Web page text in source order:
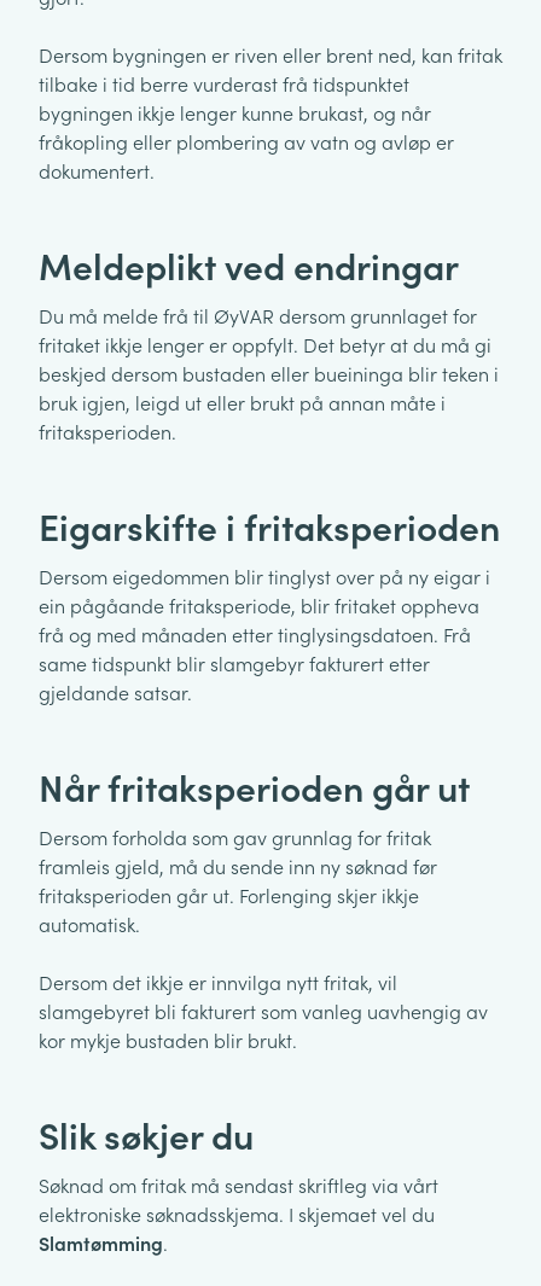
Dersom bygningen er riven eller brent ned, kan fritak
tilbake i tid berre vurderast frå tidspunktet
bygningen ikkje lenger kunne brukast, og når
fråkopling eller plombering av vatn og avløp er
dokumentert.
Meldeplikt ved endringar
Du må melde frå til ØyVAR dersom grunnlaget for
fritaket ikkje lenger er oppfylt. Det betyr at du må gi
beskjed dersom bustaden eller bueininga blir teken i
bruk igjen, leigd ut eller brukt på annan måte i
fritaksperioden.
Eigarskifte i fritaksperioden
Dersom eigedommen blir tinglyst over på ny eigar i
ein pågåande fritaksperiode, blir fritaket oppheva
frå og med månaden etter tinglysingsdatoen. Frå
same tidspunkt blir slamgebyr fakturert etter
gjeldande satsar.
Når fritaksperioden går ut
Dersom forholda som gav grunnlag for fritak
framleis gjeld, må du sende inn ny søknad før
fritaksperioden går ut. Forlenging skjer ikkje
automatisk.
Dersom det ikkje er innvilga nytt fritak, vil
slamgebyret bli fakturert som vanleg uavhengig av
kor mykje bustaden blir brukt.
Slik søkjer du
Søknad om fritak må sendast skriftleg via vårt
elektroniske søknadsskjema. I skjemaet vel du
Slamtømming.